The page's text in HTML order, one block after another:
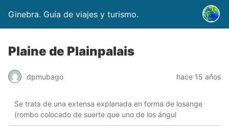
Ginebra. Guía de viajes y turismo.
Plaine de Plainpalais
dpmubago hace 15 años
Se trata de una extensa explanada en forma de losange
(rombo colocado de suerte que uno de los ángul